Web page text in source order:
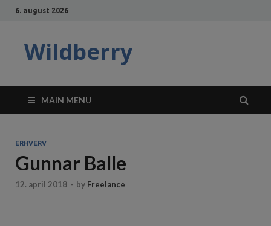
6. august 2026
Wildberry
MAIN MENU
ERHVERV
Gunnar Balle
12. april 2018 - by Freelance